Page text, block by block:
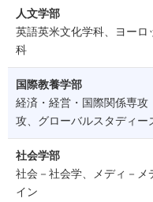
人文学部
英語英米文化学科、ヨー
科
国際教養学部
経済・経営・国際関係専攻
攻、グローバルスタディー
社会学部
社会－社会学、メディ－
イン